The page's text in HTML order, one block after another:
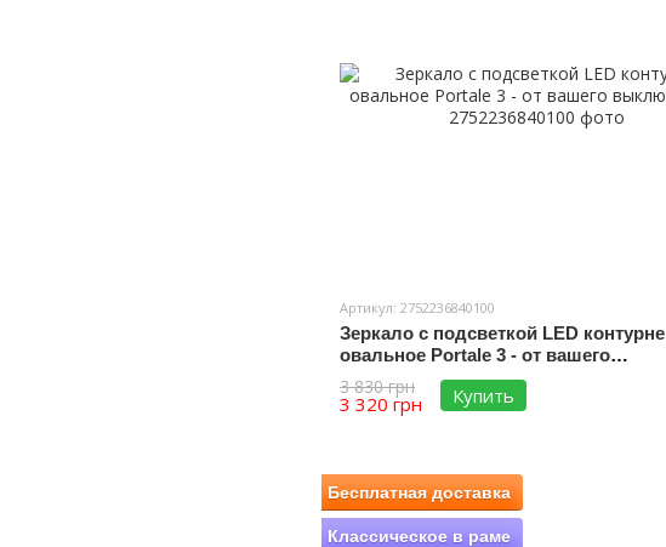
Артикул: 2752236840100
Зеркало с подсветкой LED контурне
овальное Portale 3 - от вашего
выключателя
3 830 грн
3 320 грн Купить
Бесплатная доставка
Классическое в раме